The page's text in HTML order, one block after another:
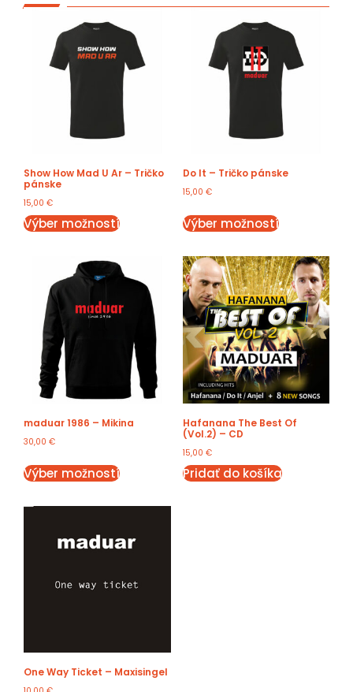
Show How Mad U Ar – Tričko
pánske
15,00 €
Výber možností
Do It – Tričko pánske
15,00 €
Výber možností
maduar 1986 – Mikina
30,00 €
Výber možností
Hafanana The Best Of
(Vol.2) – CD
15,00 €
Pridať do košíka
One Way Ticket – Maxisingel